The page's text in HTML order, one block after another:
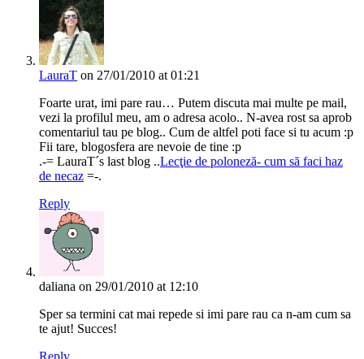
LauraT on 27/01/2010 at 01:21
Foarte urat, imi pare rau… Putem discuta mai multe pe mail,
vezi la profilul meu, am o adresa acolo.. N-avea rost sa aprob
comentariul tau pe blog.. Cum de altfel poti face si tu acum :p
Fii tare, blogosfera are nevoie de tine :p
.-= LauraT´s last blog ..Lecţie de poloneză- cum să faci haz
de necaz =-.
Reply
daliana on 29/01/2010 at 12:10
Sper sa termini cat mai repede si imi pare rau ca n-am cum sa
te ajut! Succes!
Reply